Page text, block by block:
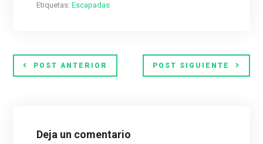
Etiquetas:Escapadas
POST ANTERIOR POST SIGUIENTE
Deja un comentario